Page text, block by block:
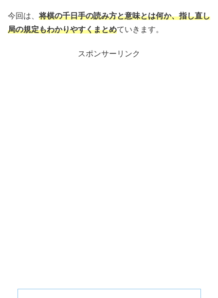
今回は、将棋の千日手の読み方と意味とは何か、指し直し
局の規定もわかりやすくまとめていきます。
スポンサーリンク